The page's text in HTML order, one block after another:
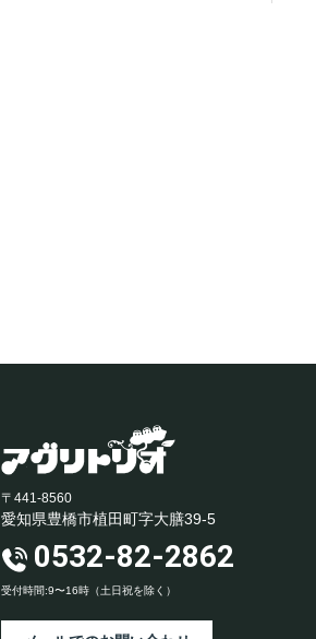
〒441-8560
愛知県豊橋市植田町字大膳39-5
0532-82-2862
受付時間:9〜16時（土日祝を除く）